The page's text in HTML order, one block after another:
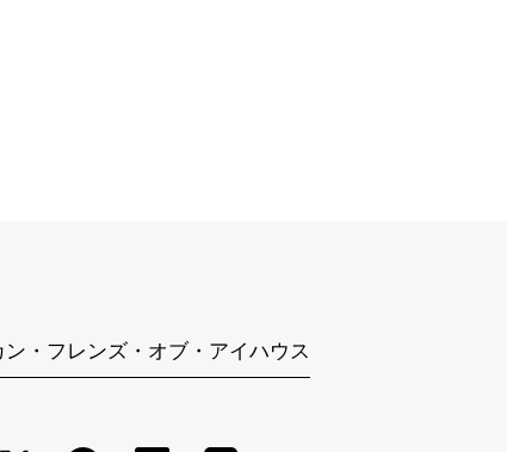
ン・フレンズ・オブ・アイハウス